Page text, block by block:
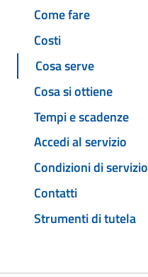
Come fare
Costi
Cosa serve
Cosa si ottiene
Tempi e scadenze
Accedi al servizio
Condizioni di servizio
Contatti
Strumenti di tutela